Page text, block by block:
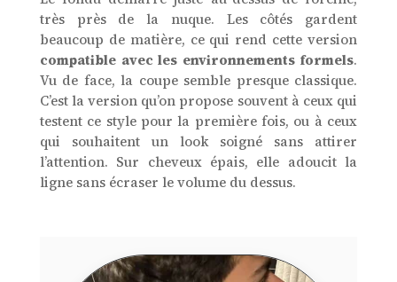
très près de la nuque. Les côtés gardent
beaucoup de matière, ce qui rend cette version
compatible avec les environnements formels.
Vu de face, la coupe semble presque classique.
C’est la version qu’on propose souvent à ceux qui
testent ce style pour la première fois, ou à ceux
qui souhaitent un look soigné sans attirer
l’attention. Sur cheveux épais, elle adoucit la
ligne sans écraser le volume du dessus.